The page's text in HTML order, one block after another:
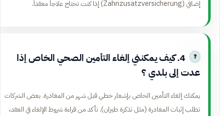
إضافي (Zahnzusatzversicherung) إذا كنت تحتاج علاجاً معقداً.
4. كيف يمكنني إلغاء التأمين الصحي الخاص إذا
عدت إلى بلدي ؟
يمكنك إلغاء التأمين الخاص بإشعار خطي قبل شهر من المغادرة. بعض الشركات
تطلب إثبات المغادرة (مثل تذكرة طيران). تأكد من قراءة شروط الإلغاء في العقد،